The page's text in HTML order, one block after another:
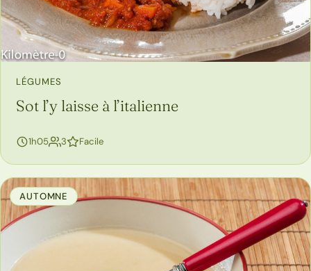
LÉGUMES
Sot l’y laisse à l’italienne
1h05 3personnes
Facile
AUTOMNE